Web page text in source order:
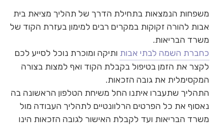
משפחות הנמצאות בתחילת הדרך של תהליך מציאת בית
אבות להורה זקוקות במקרים רבים למימון בעזרת הקוד של
משרד הבריאות.
כחברת השמה לבתי אבות ותיקה ומוכרת נוכל לסייע לכם
לקצר את הזמן בטיפול בקבלת הקוד ואף למצות בצורה
המקסימלית את גובה הזכאות.
התהליך שתעברו איתנו החל משיחת הטלפון הראשונה בה
נאסוף את כל הפרטים הרלוונטיים לתהליך העבודה מול
משרד הבריאות ועד לקבלת האישור לגובה הזכאות הינו